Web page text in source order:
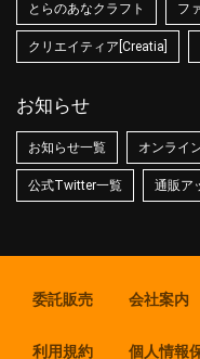
とらのあなクラフト フ
クリエイティア[Creatia]
お知らせ
お知らせ一覧 オンライ
公式Twitter一覧 通販ア
委託販売 会社案内
利用規約 個人情報